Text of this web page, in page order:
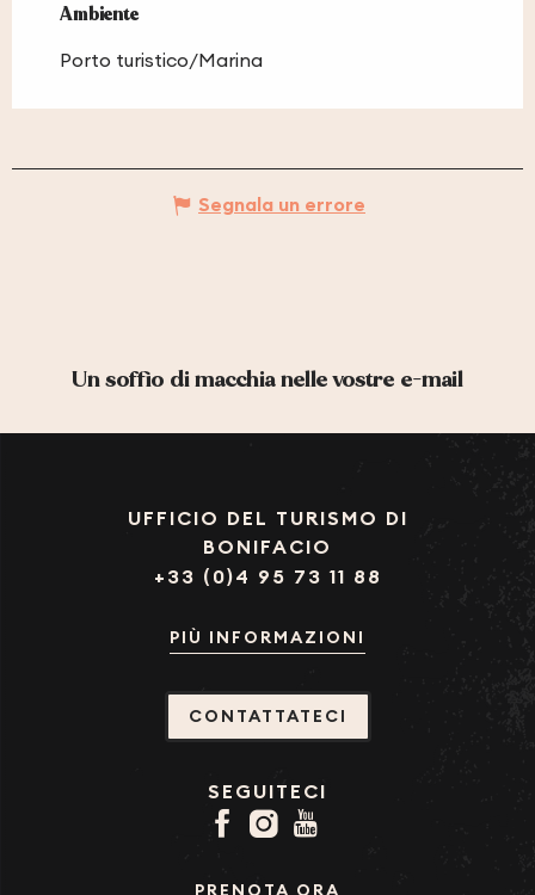
Ambiente
Ambiente
Porto turistico/Marina
Segnala un errore
Un soffio di macchia nelle vostre e-mail
UFFICIO DEL TURISMO DI
BONIFACIO
+33 (0)4 95 73 11 88
PIÙ INFORMAZIONI
CONTATTATECI
SEGUITECI
PRENOTA ORA